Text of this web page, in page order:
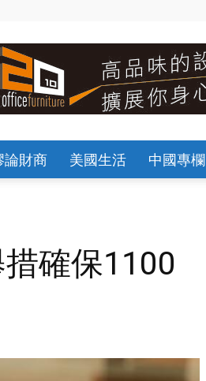
論財商 美國生活 中國專欄
確保1100